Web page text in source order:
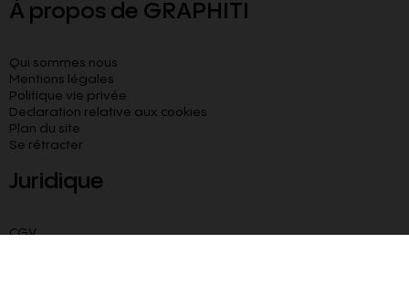
À propos de GRAPHITI
Qui sommes nous
Mentions légales
Politique vie privée
Declaration relative aux cookies​
Plan du site
Se rétracter
Juridique
CGV